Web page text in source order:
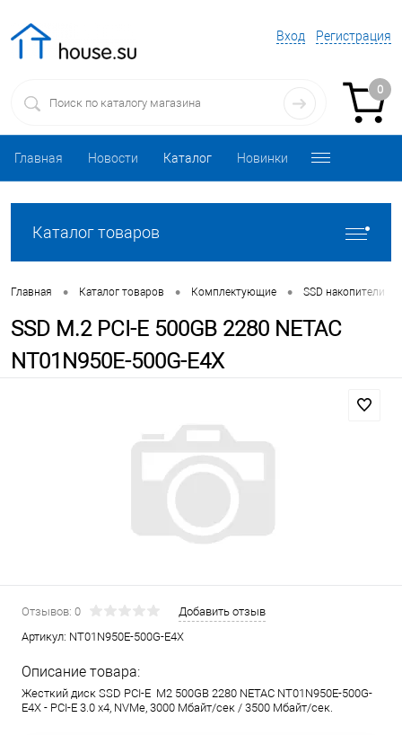
Вход Регистрация
0
Главная Новости Каталог Новинки
Каталог товаров
Главная • Каталог товаров • Комплектующие • SSD накопители
SSD M.2 PCI-E 500GB 2280 NETAC
NT01N950E-500G-E4X
Отзывов: 0
Добавить отзыв
Артикул: NT01N950E-500G-E4X
Описание товара:
Жесткий диск SSD PCI-E M2 500GB 2280 NETAC NT01N950E-500G-
E4X - PCI-E 3.0 x4, NVMe, 3000 Мбайт/сек / 3500 Мбайт/сек.